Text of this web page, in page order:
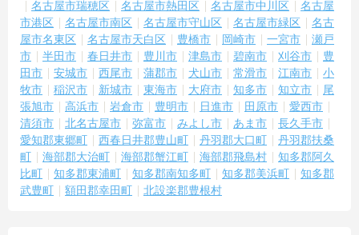
・常勤で働くスタッフの比率が90パーセント以上と高く、急なシフ
ト変更や無理な長時間勤務が発生しにくい人員体制です
・訪問スケジュールに沿って施設内でのケアを行うため、月平均の
残業時間は5時間から7時間程度とかなり少なめに抑えられます
・夜勤明けの翌日は原則としてお休みとなるシフト編成が組まれて
おり、しっかりと休息を取りながら長期的な就業が可能です
＜評価制度でキャリアアップ＞
・介護福祉士や初任者研修などの資格や実務経験、夜勤回数がしっ
かりと給与に反映されるためモチベーションを維持できます
・年次を問わずリーダーや主任などのマネジメント職へ昇格する事
例も多数あり、腰を据えて長期的なキャリア形成が可能です
名古屋市瑞穂区
名古屋市熱田区 名古屋市中川区
名古屋
市港区
名古屋市南区 名古屋市守山区 名古屋市緑区
名古
屋市名東区
名古屋市天白区 豊橋市 岡崎市 一宮市
瀬戸
市
半田市 春日井市 豊川市 津島市 碧南市 刈谷市
豊
田市
安城市 西尾市 蒲郡市 犬山市 常滑市 江南市
小
牧市
稲沢市 新城市 東海市 大府市 知多市 知立市
尾
張旭市
高浜市 岩倉市 豊明市 日進市 田原市
愛西市
清須市
北名古屋市 弥富市 みよし市 あま市
長久手市
愛知郡東郷町
西春日井郡豊山町 丹羽郡大口町
丹羽郡扶桑
町
海部郡大治町 海部郡蟹江町 海部郡飛島村
知多郡阿久
比町
知多郡東浦町 知多郡南知多町 知多郡美浜町
知多郡
武豊町
額田郡幸田町 北設楽郡豊根村